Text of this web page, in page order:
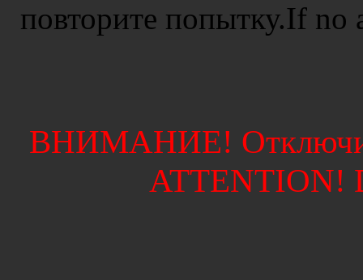
повторите попытку.If
ВНИМАНИЕ!
ATTENTION!